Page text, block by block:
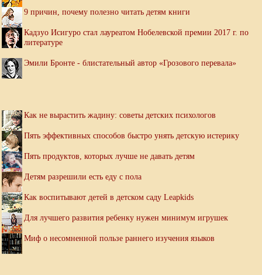
9 причин, почему полезно читать детям книги
Кадзуо Исигуро стал лауреатом Нобелевской премии 2017 г. по
литературе
Эмили Бронте - блистательный автор «Грозового перевала»
Как не вырастить жадину: советы детских психологов
Пять эффективных способов быстро унять детскую истерику
Пять продуктов, которых лучше не давать детям
Детям разрешили есть еду с пола
Как воспитывают детей в детском саду Leapkids
Для лучшего развития ребенку нужен минимум игрушек
Миф о несомненной пользе раннего изучения языков